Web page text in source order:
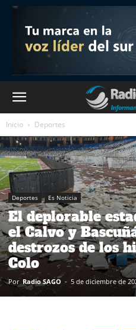
Inicio Deportes
Deportes Es Noticia
El deplorable
el Calvo y
destrozos de los
Colo
Por Radio SAGO - 5 de diciembre de